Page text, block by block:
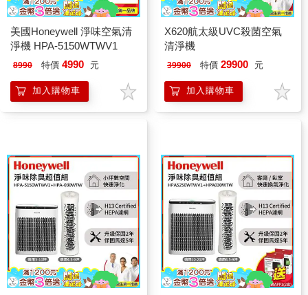
美國Honeywell 淨味空氣清
淨機 HPA-5150WTWV1
8990 特價 4990 元
加入購物車
X620航太級UVC殺菌空氣
清淨機
39900 特價 29900 元
加入購物車